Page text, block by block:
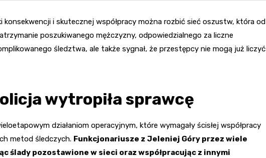
konsekwencji i skutecznej współpracy można rozbić sieć oszustw, która od
poszukiwanego mężczyzny, odpowiedzialnego za liczne
śledztwa, ale także sygnał, że przestępcy nie mogą już liczyć
wytropiła sprawcę
działaniom operacyjnym, które wymagały ścisłej współpracy
metod śledczych. Funkcjonariusze z Jeleniej Góry przez wiele
ślady pozostawione w sieci oraz współpracując z innymi